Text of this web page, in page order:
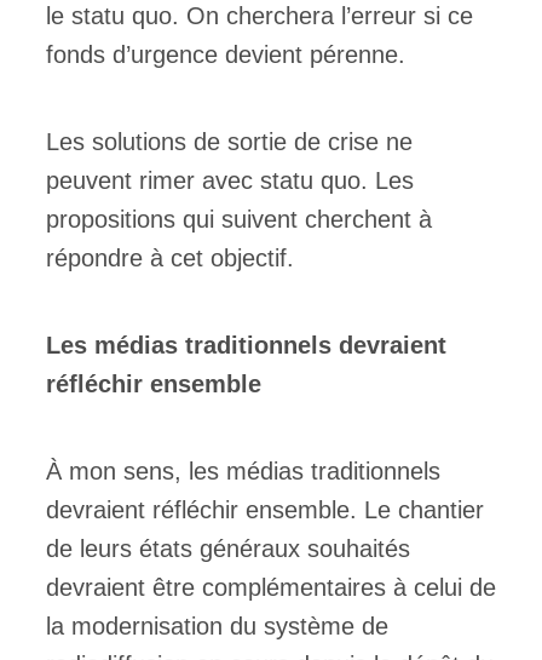
le statu quo. On cherchera l’erreur si ce
fonds d’urgence devient pérenne.
Les solutions de sortie de crise ne
peuvent rimer avec statu quo. Les
propositions qui suivent cherchent à
répondre à cet objectif.
Les médias traditionnels devraient
réfléchir ensemble
À mon sens, les médias traditionnels
devraient réfléchir ensemble. Le chantier
de leurs états généraux souhaités
devraient être complémentaires à celui de
la modernisation du système de